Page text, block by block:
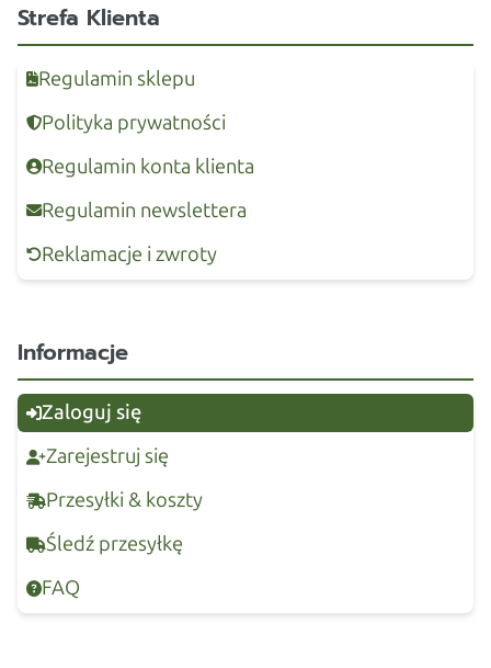
Strefa Klienta
Regulamin sklepu
Polityka prywatności
Regulamin konta klienta
Regulamin newslettera
Reklamacje i zwroty
Informacje
Zaloguj się
Zarejestruj się
Przesyłki & koszty
Śledź przesyłkę
FAQ